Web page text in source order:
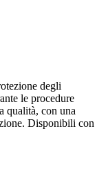
degli
le procedure
qualità, con una
Disponibili con